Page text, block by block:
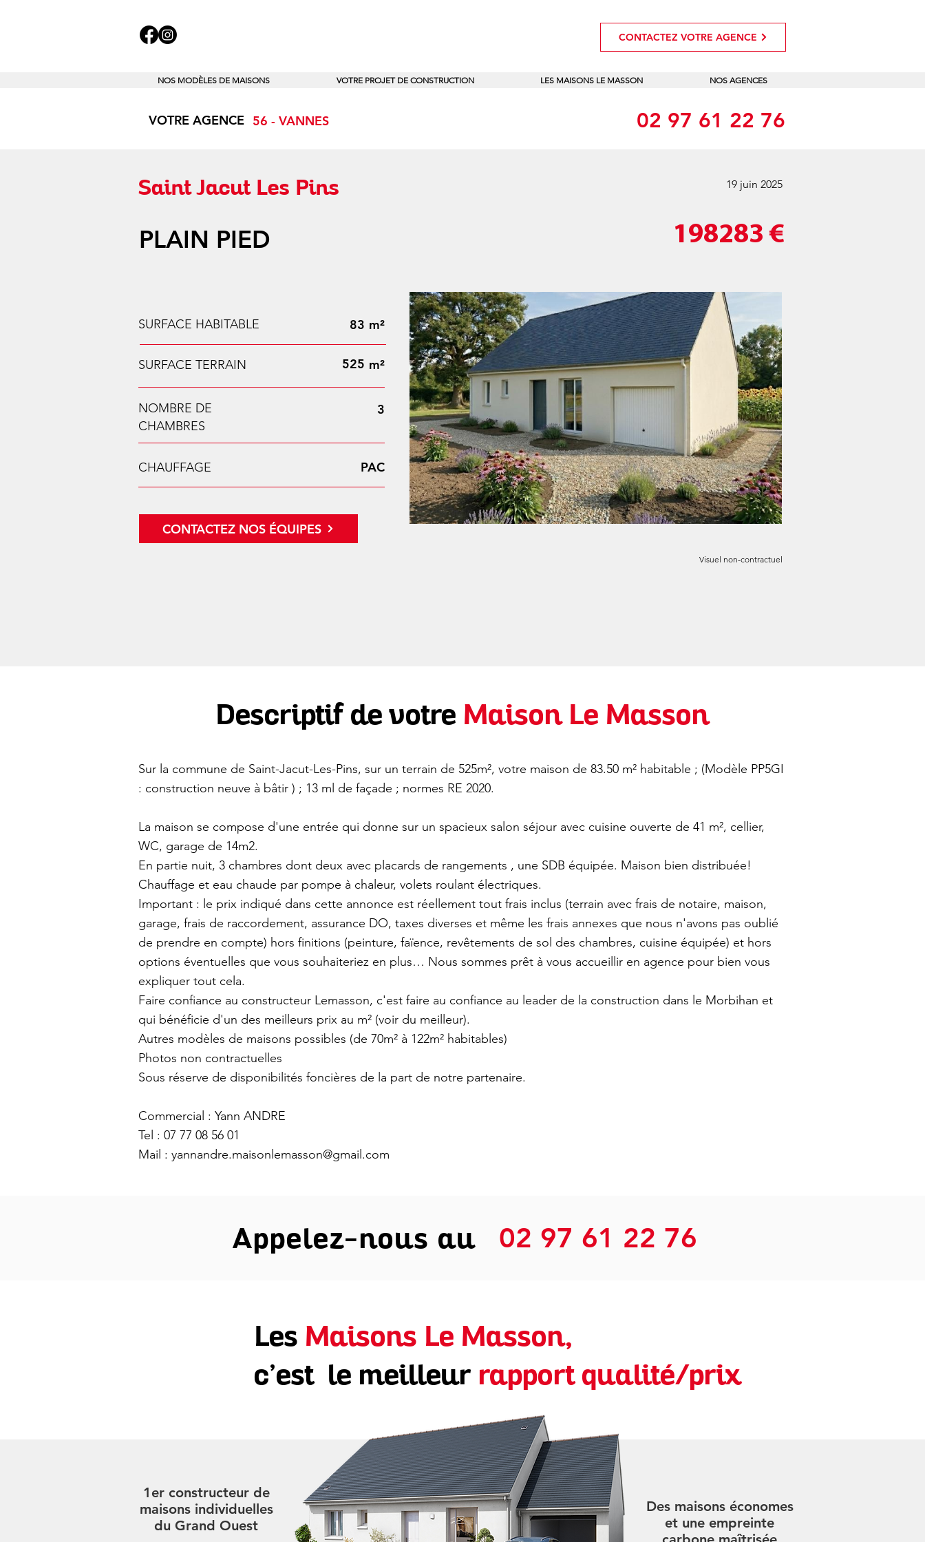
CONTACTEZ VOTRE AGENCE
NOS MODÈLES DE MAISONS VOTRE PROJET DE CONSTRUCTION LES MAISONS LE MASSON NOS AGENCES
VOTRE AGENCE 56 - VANNES 02 97 61 22 76
Saint Jacut Les Pins
PLAIN PIED
19 juin 2025
198283 €
SURFACE HABITABLE 83 m²
SURFACE TERRAIN
NOMBRE DE
CHAMBRES
3
CHAUFFAGE PAC
525 m²
CONTACTEZ NOS ÉQUIPES
Visuel non-contractuel
Descriptif de votre Maison Le Masson
Sur la commune de Saint-Jacut-Les-Pins, sur un terrain de 525m², votre maison de 83.50 m² habitable ; (Modèle PP5GI
: construction neuve à bâtir ) ; 13 ml de façade ; normes RE 2020.
La maison se compose d'une entrée qui donne sur un spacieux salon séjour avec cuisine ouverte de 41 m², cellier,
WC, garage de 14m2.
En partie nuit, 3 chambres dont deux avec placards de rangements , une SDB équipée. Maison bien distribuée!
Chauffage et eau chaude par pompe à chaleur, volets roulant électriques.
Important : le prix indiqué dans cette annonce est réellement tout frais inclus (terrain avec frais de notaire, maison,
garage, frais de raccordement, assurance DO, taxes diverses et même les frais annexes que nous n'avons pas oublié
de prendre en compte) hors finitions (peinture, faïence, revêtements de sol des chambres, cuisine équipée) et hors
options éventuelles que vous souhaiteriez en plus… Nous sommes prêt à vous accueillir en agence pour bien vous
expliquer tout cela.
Faire confiance au constructeur Lemasson, c'est faire au confiance au leader de la construction dans le Morbihan et
qui bénéficie d'un des meilleurs prix au m² (voir du meilleur).
Autres modèles de maisons possibles (de 70m² à 122m² habitables)
Photos non contractuelles
Sous réserve de disponibilités foncières de la part de notre partenaire.
Commercial : Yann ANDRE
Tel : 07 77 08 56 01
Mail : yannandre.maisonlemasson@gmail.com
Appelez-nous au 02 97 61 22 76
Les Maisons Le Masson,
c’est le meilleur rapport qualité/prix
1er constructeur de
maisons individuelles
du Grand Ouest
Des maisons économes
et une empreinte